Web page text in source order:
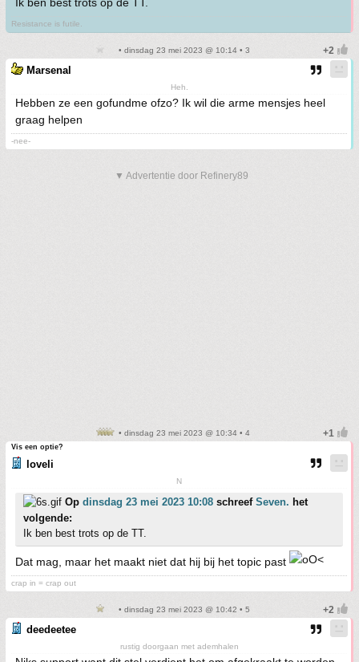
Resistance is futile.
• dinsdag 23 mei 2023 @ 10:14 • 3
Marsenal
Heh.
Hebben ze een gofundme ofzo? Ik wil die arme mensjes heel
graag helpen
-nee-
▼ Advertentie door Refinery89
• dinsdag 23 mei 2023 @ 10:34 • 4
Vis een optie?
loveli
N
Op dinsdag 23 mei 2023 10:08 schreef Seven. het
volgende:
Ik ben best trots op de TT.
Dat mag, maar het maakt niet dat hij bij het topic past
crap in = crap out
• dinsdag 23 mei 2023 @ 10:42 • 5
deedeetee
rustig doorgaan met ademhalen